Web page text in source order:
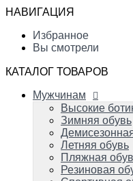
Летняя обувь
Пляжная обувь
Резиновая
Спортивная
Домашняя
Туфли
Зимние
Зимняя обувь
Демисезонная
Летняя обувь
Вечерняя и
Пляжная
Резиновая
НАВИГАЦИЯ
Избранное
Вы смотрели
КАТАЛОГ ТОВАРОВ
Мужчинам
Высокие
Зимняя обувь
Летняя обувь
Пляжная
Резиновая